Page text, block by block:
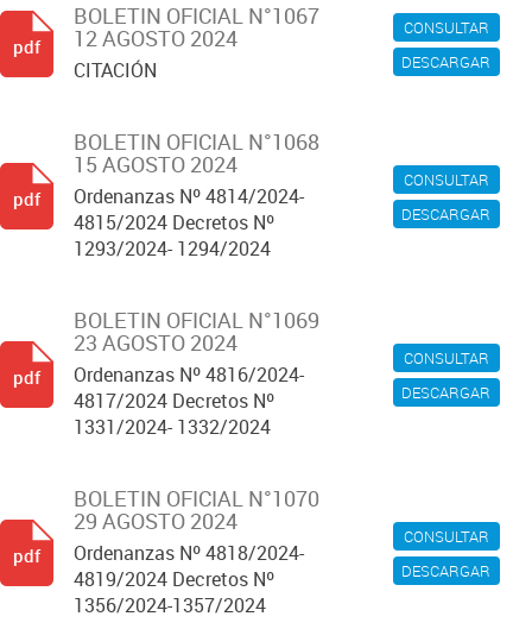
CONSULTAR
DESCARGAR
BOLETIN OFICIAL N°1067
12 AGOSTO 2024
CITACIÓN
pdf
CONSULTAR
DESCARGAR
BOLETIN OFICIAL N°1068
15 AGOSTO 2024
Ordenanzas Nº 4814/2024-
4815/2024 Decretos Nº
1293/2024- 1294/2024
pdf
CONSULTAR
DESCARGAR
BOLETIN OFICIAL N°1069
23 AGOSTO 2024
Ordenanzas Nº 4816/2024-
4817/2024 Decretos Nº
1331/2024- 1332/2024
pdf
CONSULTAR
DESCARGAR
BOLETIN OFICIAL N°1070
29 AGOSTO 2024
Ordenanzas Nº 4818/2024-
4819/2024 Decretos Nº
1356/2024-1357/2024
pdf